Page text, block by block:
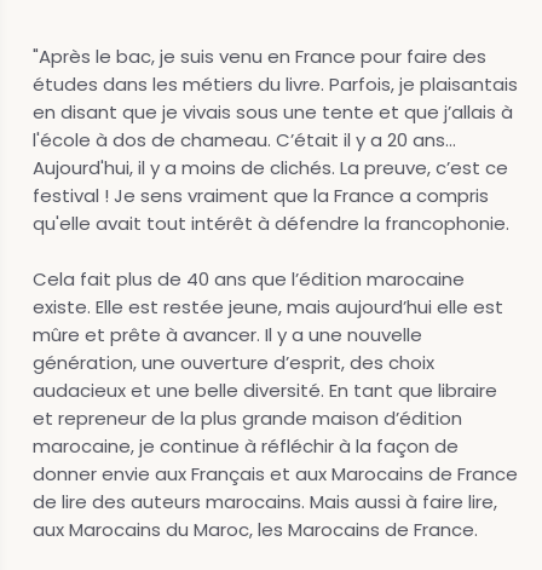
"Après le bac, je suis venu en France pour faire des
études dans les métiers du livre. Parfois, je plaisantais
en disant que je vivais sous une tente et que j’allais à
l'école à dos de chameau. C’était il y a 20 ans…
Aujourd'hui, il y a moins de clichés. La preuve, c’est ce
festival ! Je sens vraiment que la France a compris
qu'elle avait tout intérêt à défendre la francophonie.
Cela fait plus de 40 ans que l’édition marocaine
existe. Elle est restée jeune, mais aujourd’hui elle est
mûre et prête à avancer. Il y a une nouvelle
génération, une ouverture d’esprit, des choix
audacieux et une belle diversité. En tant que libraire
et repreneur de la plus grande maison d’édition
marocaine, je continue à réfléchir à la façon de
donner envie aux Français et aux Marocains de France
de lire des auteurs marocains. Mais aussi à faire lire,
aux Marocains du Maroc, les Marocains de France.